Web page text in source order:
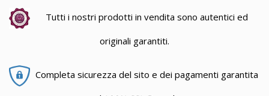
Tutti i nostri prodotti in vendita sono autentici ed
originali garantiti.
Completa sicurezza del sito e dei pagamenti garantita